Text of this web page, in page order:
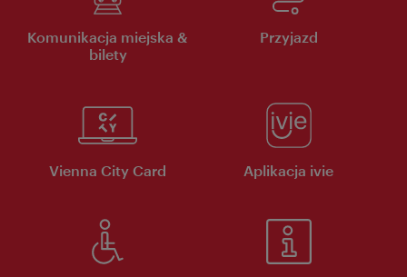
Komunikacja miejska &
bilety
Przyjazd
Vienna City Card Aplikacja ivie